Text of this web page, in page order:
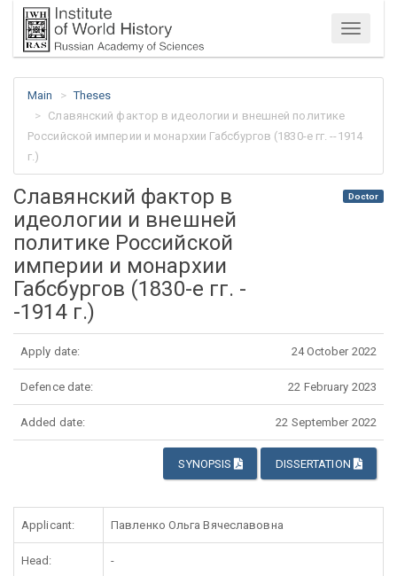
Menu
Main
Theses
Славянский фактор в идеологии и внешней политике
Российской империи и монархии Габсбургов (1830-е гг. --1914
г.)
Славянский фактор в
идеологии и внешней
политике Российской
империи и монархии
Габсбургов (1830-е гг. -
-1914 г.)
Doctor
Apply date: 24 October 2022
Defence date: 22 February 2023
Added date: 22 September 2022
SYNOPSIS DISSERTATION
Applicant: Павленко Ольга Вячеславовна
Head: -